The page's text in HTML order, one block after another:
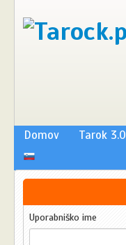
Domov Tarok 3.0
Uporabniško ime